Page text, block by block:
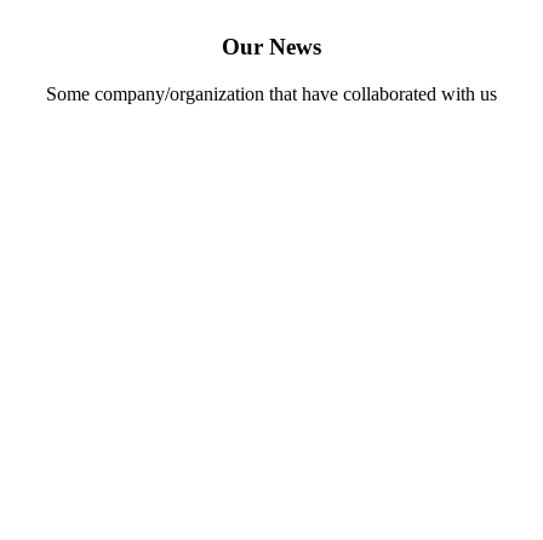
Our News
Some company/organization that have collaborated with us